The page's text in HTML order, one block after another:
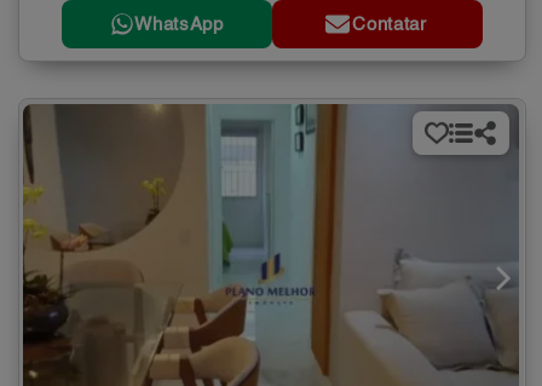
WhatsApp Contatar